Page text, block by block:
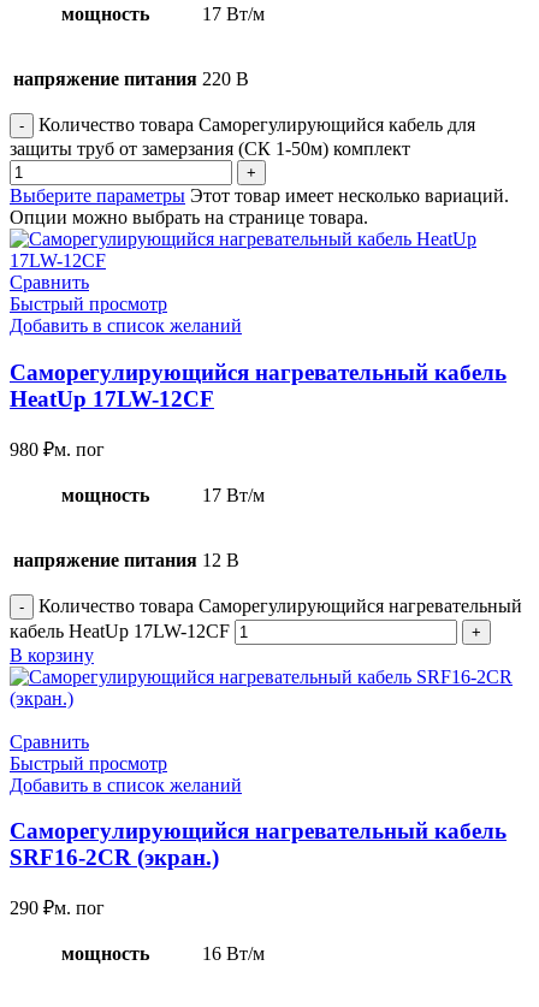
мощность 17 Вт/м
напряжение питания 220 В
Количество товара Саморегулирующийся кабель для
защиты труб от замерзания (СК 1-50м) комплект
Выберите параметры Этот товар имеет несколько вариаций.
Опции можно выбрать на странице товара.
Сравнить
Быстрый просмотр
Добавить в список желаний
Саморегулирующийся нагревательный кабель
HeatUp 17LW-12CF
980 ₽м. пог
мощность 17 Вт/м
напряжение питания 12 В
Количество товара Саморегулирующийся нагревательный
кабель HeatUp 17LW-12CF
В корзину
Сравнить
Быстрый просмотр
Добавить в список желаний
Саморегулирующийся нагревательный кабель
SRF16-2CR (экран.)
290 ₽м. пог
мощность 16 Вт/м